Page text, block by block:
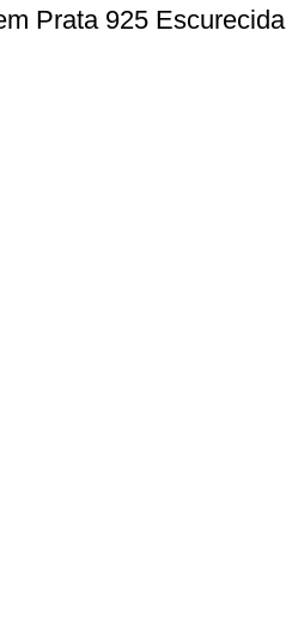
Prata 925 Escurecida